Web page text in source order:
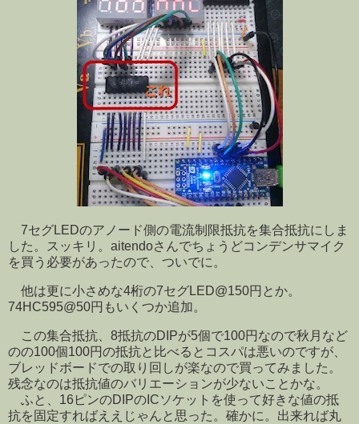
7セグLEDのアノード側の電流制限抵抗を集合抵抗にしま
した。スッキリ。aitendoさんでちょうどコンデンサマイク
を買う必要があったので、ついでに。
他は更に小さめな4桁の7セグLED@150円とか。
74HC595@50円もいくつか追加。
この集合抵抗、8抵抗のDIPが5個で100円なので秋月など
のの100個100円の抵抗と比べるとコスパは悪いのですが、
ブレッドボードでの取り回しが楽なので買ってみました。
残念なのは抵抗値のバリエーションが少ないことかな。
ふと、16ピンのDIPのICソケットを使って好きな値の抵
抗を固定すればええじゃんと思った。確かに。出来れば丸